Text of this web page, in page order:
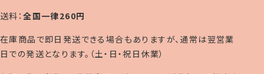
送料：全国一律260円
在庫商品で即日発送できる場合もありますが、通常は翌営業
日での発送となります。（土・日・祝日休業）